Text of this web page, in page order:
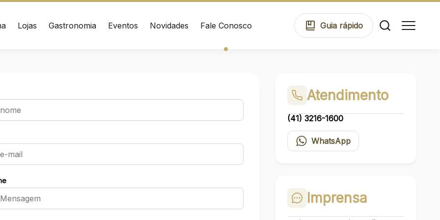
Lojas Gastronomia Eventos Novidades Fale Conosco Guia rápido
– Curitiba/PR CEP:
Uber
Comodidades
Eventos
Mapa Virtual
Atendimento
(41) 3216-1600
WhatsApp
Imprensa